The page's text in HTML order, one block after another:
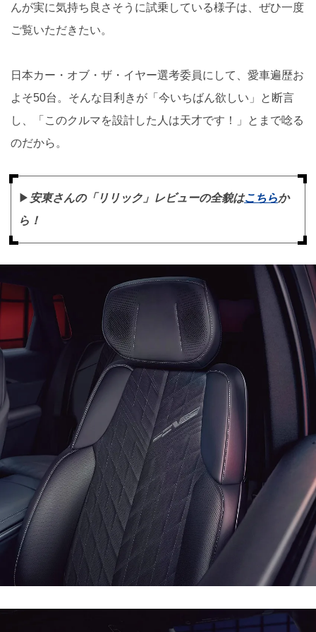
んが実に気持ち良さそうに試乗している様子は、ぜひ一度
ご覧いただきたい。
日本カー・オブ・ザ・イヤー選考委員にして、愛車遍歴お
よそ50台。そんな目利きが「今いちばん欲しい」と断言
し、「このクルマを設計した人は天才です！」とまで唸る
のだから。
▶︎ 安東さんの「リリック」レビューの全貌はこちらか
ら！